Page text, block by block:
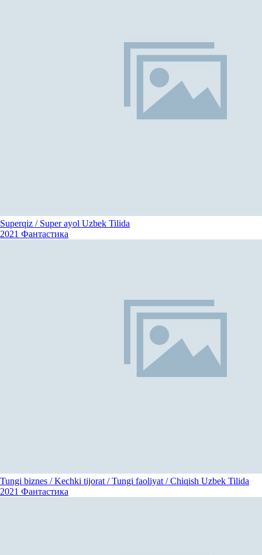
Superqiz / Super ayol Uzbek Tilida
2021 Фантастика
Tungi biznes / Kechki tijorat / Tungi faoliyat / Chiqish Uzbek Tilida
2021 Фантастика